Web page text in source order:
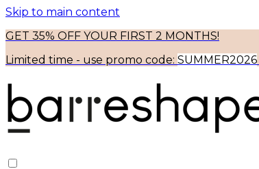
Skip to main content
GET 35% OFF YOUR FIRST 2 MONTHS!
Limited time - use promo code: SUMMER2026